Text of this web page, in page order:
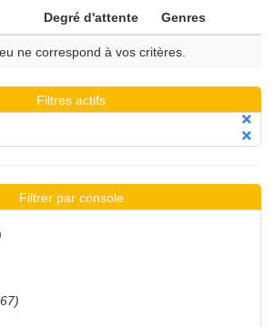
Degré d'attente Genres
ne correspond à vos critères.
Filtres actifs
Filtrer par console